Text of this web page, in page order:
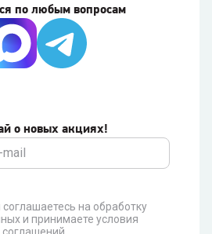
о новых акциях!
на обработку
и принимаете условия
по любым вопросам